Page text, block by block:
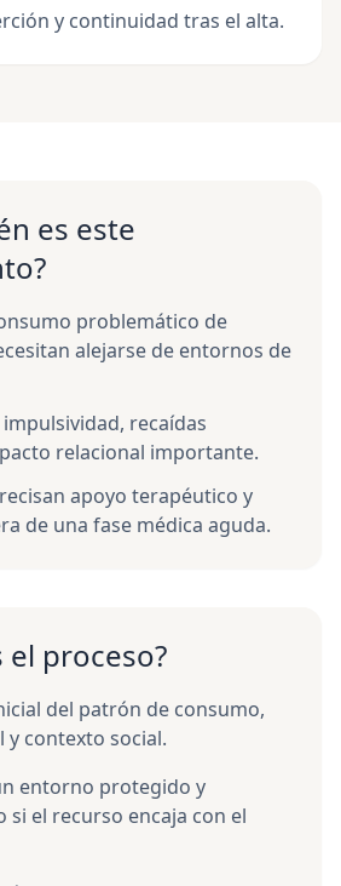
y continuidad tras el alta.
es este
problemático de
alejarse de entornos de
recaídas
relacional importante.
apoyo terapéutico y
de una fase médica aguda.
el proceso?
del patrón de consumo,
y contexto social.
entorno protegido y
si el recurso encaja con el